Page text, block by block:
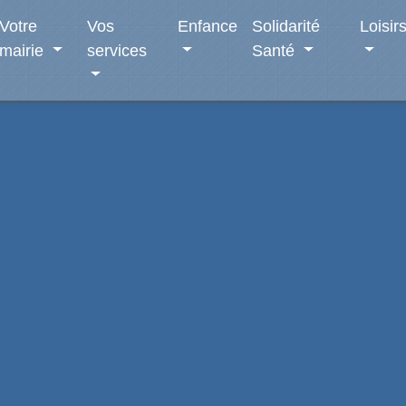
Votre
mairie
Vos
services
Enfance
Solidarité
Santé
Loisirs